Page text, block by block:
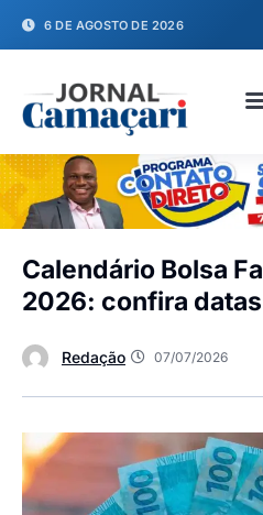
6 DE AGOSTO DE 2026
Calendário Bolsa
2026: confira
Redação 07/07/2026